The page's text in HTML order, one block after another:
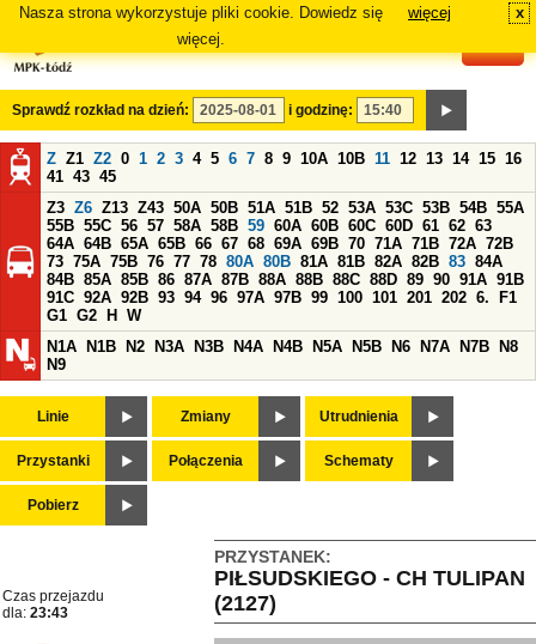
Nasza strona wykorzystuje pliki cookie. Dowiedz się
więcej.
więcej x
Sprawdź rozkład na dzień: i godzinę:
Z Z1 Z2 0 1 2 3 4 5 6 7 8 9 10A 10B 11 12 13 14 15 16
41 43 45
Z3 Z6 Z13 Z43 50A 50B 51A 51B 52 53A 53C 53B 54B 55A
55B 55C 56 57 58A 58B 59 60A 60B 60C 60D 61 62 63
64A 64B 65A 65B 66 67 68 69A 69B 70 71A 71B 72A 72B
73 75A 75B 76 77 78 80A 80B 81A 81B 82A 82B 83 84A
84B 85A 85B 86 87A 87B 88A 88B 88C 88D 89 90 91A 91B
91C 92A 92B 93 94 96 97A 97B 99 100 101 201 202 6.
F1
G1 G2 H
W
N1A
N1B N2 N3A N3B N4A N4B N5A N5B N6 N7A N7B
N8
N9
Linie Zmiany Utrudnienia
Przystanki Połączenia Schematy
Pobierz
PRZYSTANEK:
PIŁSUDSKIEGO - CH TULIPAN
(2127)
Czas przejazdu
dla: 23:43